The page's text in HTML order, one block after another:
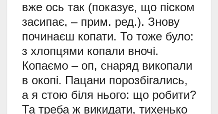
вже ось так (показує, що піском
засипає, – прим. ред.). Знову
починаєш копати. То тоже було:
з хлопцями копали вночі.
Копаємо – оп, снаряд викопали
в окопі. Пацани порозбігались,
а я стою біля нього: що робити?
Та треба ж викидати, тихенько